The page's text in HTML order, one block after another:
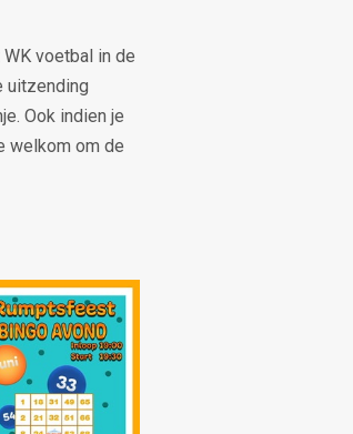
voetbal in de
uitzending
Ook indien je
welkom om de